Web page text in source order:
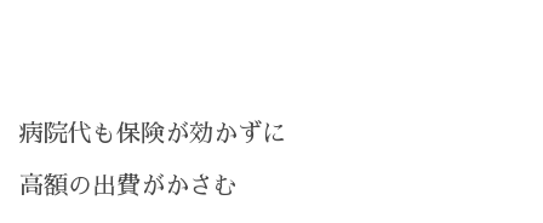
病院代も保険が効かずに
高額の出費がかさむ